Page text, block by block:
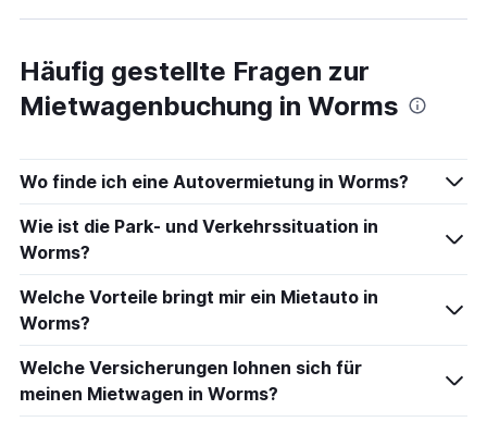
Häufig gestellte Fragen zur
Mietwagenbuchung in Worms
Wo finde ich eine Autovermietung in Worms?
Wie ist die Park- und Verkehrssituation in
Worms?
Welche Vorteile bringt mir ein Mietauto in
Worms?
Welche Versicherungen lohnen sich für
meinen Mietwagen in Worms?